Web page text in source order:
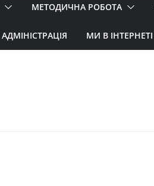
МЕТОДИЧНА РОБОТА
АДМІНІСТРАЦІЯ МИ В ІНТЕРНЕТІ